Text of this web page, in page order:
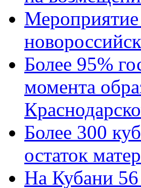
Мероприятие
Более 95%
момента
Более 300
остаток
На Кубани